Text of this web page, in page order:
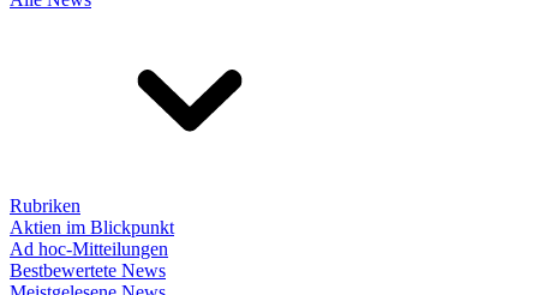
Rubriken
Aktien im Blickpunkt
Ad hoc-Mitteilungen
Bestbewertete News